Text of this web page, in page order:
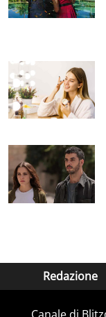
Redazione